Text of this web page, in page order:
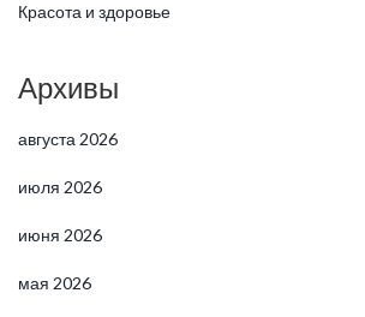
Красота и здоровье
Архивы
августа 2026
июля 2026
июня 2026
мая 2026